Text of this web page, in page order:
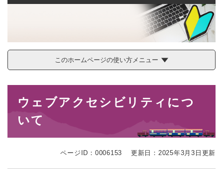
このホームページの使い方メニュー
ウェブアクセシビリティにつ
いて
ページID：0006153 更新日：2025年3月3日更新